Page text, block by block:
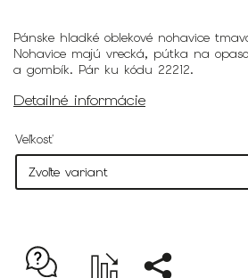
Pánske hladké oblekové nohavice
Nohavice majú vrecká, pútka na
a gombík. Pár ku kódu 22212.
Detailné informácie
Veľkosť